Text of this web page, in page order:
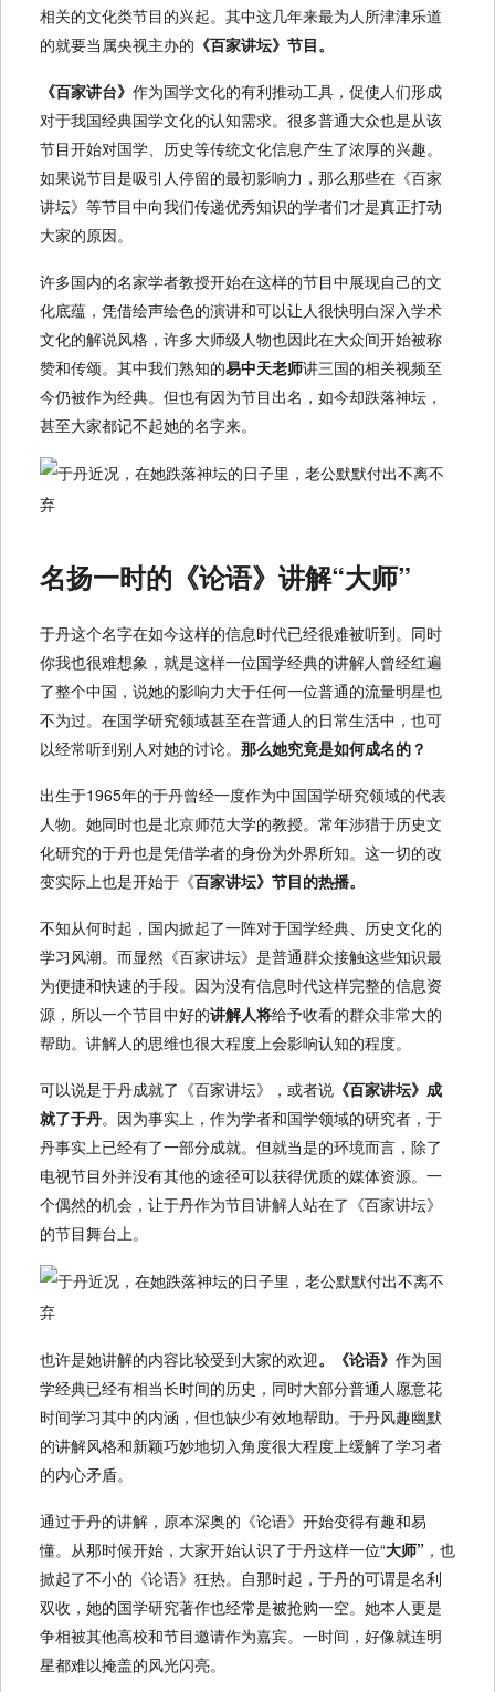
相关的文化类节目的兴起。其中这几年来最为人所津津乐道
的就要当属央视主办的 《百家讲坛》节目。
《百家讲台》 作为国学文化的有利推动工具，促使人们形成
对于我国经典国学文化的认知需求。很多普通大众也是从该
节目开始对国学、历史等传统文化信息产生了浓厚的兴趣。
如果说节目是吸引人停留的最初影响力，那么那些在《百家
讲坛》等节目中向我们传递优秀知识的学者们才是真正打动
大家的原因。
许多国内的名家学者教授开始在这样的节目中展现自己的文
化底蕴，凭借绘声绘色的演讲和可以让人很快明白深入学术
文化的解说风格，许多大师级人物也因此在大众间开始被称
赞和传颂。其中我们熟知的易中天老师讲三国的相关视频至
今仍被作为经典。但也有因为节目出名，如今却跌落神坛，
甚至大家都记不起她的名字来。
名扬一时的《论语》讲解“大师”
于丹这个名字在如今这样的信息时代已经很难被听到。同时
你我也很难想象，就是这样一位国学经典的讲解人曾经红遍
了整个中国，说她的影响力大于任何一位普通的流量明星也
不为过。在国学研究领域甚至在普通人的日常生活中，也可
以经常听到别人对她的讨论。 那么她究竟是如何成名的？
出生于1965年的于丹曾经一度作为中国国学研究领域的代表
人物。她同时也是北京师范大学的教授。常年涉猎于历史文
化研究的于丹也是凭借学者的身份为外界所知。这一切的改
变实际上也是开始于《百家讲坛》节目的热播。
不知从何时起，国内掀起了一阵对于国学经典、历史文化的
学习风潮。而显然《百家讲坛》是普通群众接触这些知识最
为便捷和快速的手段。因为没有信息时代这样完整的信息资
源，所以一个节目中好的讲解人将给予收看的群众非常大的
帮助。讲解人的思维也很大程度上会影响认知的程度。
可以说是于丹成就了《百家讲坛》，或者说 《百家讲坛》成
就了于丹。因为事实上，作为学者和国学领域的研究者，于
丹事实上已经有了一部分成就。但就当是的环境而言，除了
电视节目外并没有其他的途径可以获得优质的媒体资源。一
个偶然的机会，让于丹作为节目讲解人站在了《百家讲坛》
的节目舞台上。
也许是她讲解的内容比较受到大家的欢迎。《论语》 作为国
学经典已经有相当长时间的历史，同时大部分普通人愿意花
时间学习其中的内涵，但也缺少有效地帮助。于丹风趣幽默
的讲解风格和新颖巧妙地切入角度很大程度上缓解了学习者
的内心矛盾。
通过于丹的讲解，原本深奥的《论语》开始变得有趣和易
懂。从那时候开始，大家开始认识了于丹这样一位“大师” ，也
掀起了不小的《论语》狂热。自那时起，于丹的可谓是名利
双收，她的国学研究著作也经常是被抢购一空。她本人更是
争相被其他高校和节目邀请作为嘉宾。一时间，好像就连明
星都难以掩盖的风光闪亮。